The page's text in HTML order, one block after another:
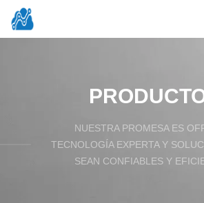
NUESTRA PROMESA ES
TECNOLOGÍA EXPERTA Y
SEAN CONFIABLES Y